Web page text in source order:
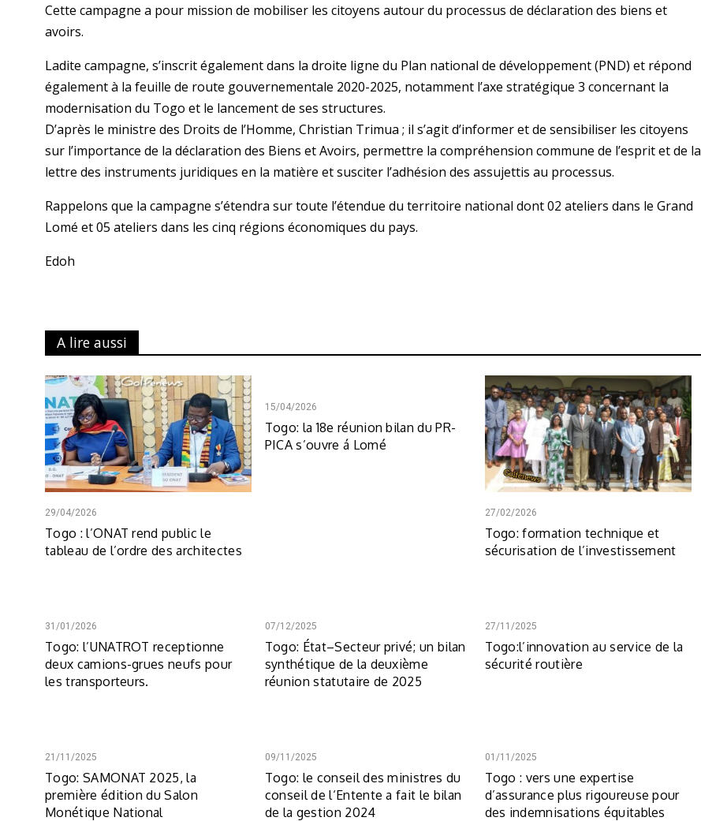
Cette campagne a pour mission de mobiliser les citoyens autour du processus de déclaration des biens et
avoirs.
Ladite campagne, s’inscrit également dans la droite ligne du Plan national de développement (PND) et répond
également à la feuille de route gouvernementale 2020-2025, notamment l’axe stratégique 3 concernant la
modernisation du Togo et le lancement de ses structures.
D’après le ministre des Droits de l’Homme, Christian Trimua ; il s’agit d’informer et de sensibiliser les citoyens
sur l’importance de la déclaration des Biens et Avoirs, permettre la compréhension commune de l’esprit et de la
lettre des instruments juridiques en la matière et susciter l’adhésion des assujettis au processus.
Rappelons que la campagne s’étendra sur toute l’étendue du territoire national dont 02 ateliers dans le Grand
Lomé et 05 ateliers dans les cinq régions économiques du pays.
Edoh
A lire aussi
29/04/2026
Togo : l’ONAT rend public le
tableau de l’ordre des architectes
15/04/2026
Togo: la 18e réunion bilan du PR-
PICA s’ouvre á Lomé
27/02/2026
Togo: formation technique et
sécurisation de l’investissement
31/01/2026
Togo: l’UNATROT receptionne
deux camions-grues neufs pour
les transporteurs.
07/12/2025
Togo: État–Secteur privé; un bilan
synthétique de la deuxième
réunion statutaire de 2025
27/11/2025
Togo:l’innovation au service de la
sécurité routière
21/11/2025
Togo: SAMONAT 2025, la
première édition du Salon
Monétique National
09/11/2025
Togo: le conseil des ministres du
conseil de l‘Entente a fait le bilan
de la gestion 2024
01/11/2025
Togo : vers une expertise
d’assurance plus rigoureuse pour
des indemnisations équitables